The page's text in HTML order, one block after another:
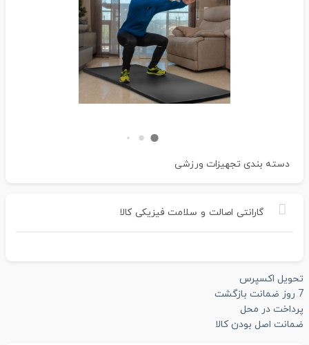
دسته بندی تجهیزات ورزشی
گارانتی اصالت و سلامت فیزیکی کالا
تحویل اکسپرس
7 روز ضمانت بازگشت
پرداخت در محل
ضمانت اصل بودن کالا